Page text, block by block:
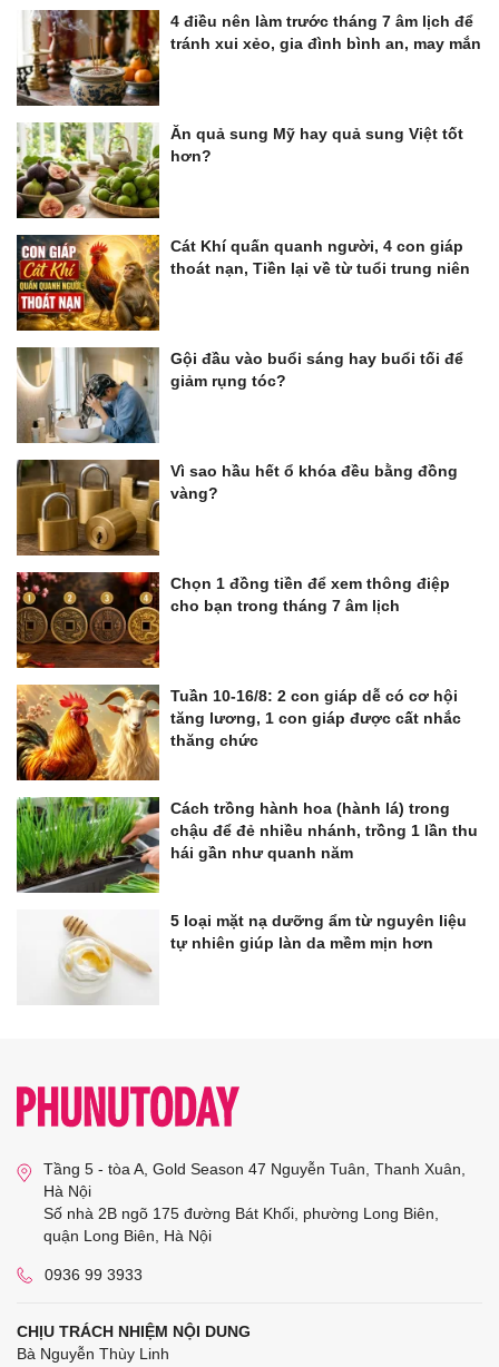
4 điều nên làm trước tháng 7 âm lịch để
tránh xui xẻo, gia đình bình an, may mắn
Ăn quả sung Mỹ hay quả sung Việt tốt
hơn?
Cát Khí quấn quanh người, 4 con giáp
thoát nạn, Tiền lại về từ tuổi trung niên
Gội đầu vào buổi sáng hay buổi tối để
giảm rụng tóc?
Vì sao hầu hết ổ khóa đều bằng đồng
vàng?
Chọn 1 đồng tiền để xem thông điệp
cho bạn trong tháng 7 âm lịch
Tuần 10-16/8: 2 con giáp dễ có cơ hội
tăng lương, 1 con giáp được cất nhắc
thăng chức
Cách trồng hành hoa (hành lá) trong
chậu để đẻ nhiều nhánh, trồng 1 lần thu
hái gần như quanh năm
5 loại mặt nạ dưỡng ẩm từ nguyên liệu
tự nhiên giúp làn da mềm mịn hơn
Tầng 5 - tòa A, Gold Season 47 Nguyễn Tuân, Thanh Xuân,
Hà Nội
Số nhà 2B ngõ 175 đường Bát Khối, phường Long Biên,
quận Long Biên, Hà Nội
0936 99 3933
CHỊU TRÁCH NHIỆM NỘI DUNG
Bà Nguyễn Thùy Linh